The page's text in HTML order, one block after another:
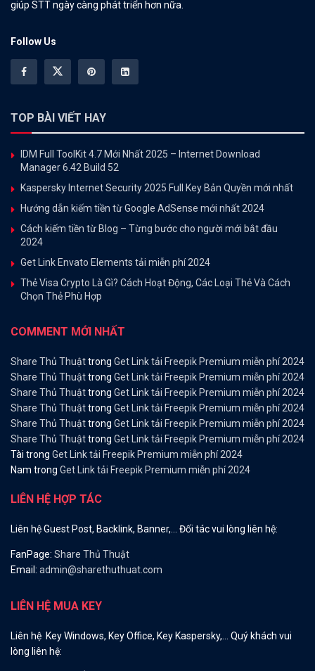
giúp STT ngày càng phát triển hơn nữa.
Follow Us
TOP BÀI VIẾT HAY
IDM Full ToolKit 4.7 Mới Nhất 2025 – Internet Download
Manager 6.42 Build 52
Kaspersky Internet Security 2025 Full Key Bản Quyền mới nhất
Hướng dẫn kiếm tiền từ Google AdSense mới nhất 2024
Cách kiếm tiền từ Blog – Từng bước cho người mới bắt đầu
2024
Get Link Envato Elements tải miễn phí 2024
Thẻ Visa Crypto Là Gì? Cách Hoạt Động, Các Loại Thẻ Và Cách
Chọn Thẻ Phù Hợp
COMMENT MỚI NHẤT
Share Thủ Thuậttrong Get Link tải Freepik Premium miễn phí 2024
Share Thủ Thuậttrong Get Link tải Freepik Premium miễn phí 2024
Share Thủ Thuậttrong Get Link tải Freepik Premium miễn phí 2024
Share Thủ Thuậttrong Get Link tải Freepik Premium miễn phí 2024
Share Thủ Thuậttrong Get Link tải Freepik Premium miễn phí 2024
Share Thủ Thuậttrong Get Link tải Freepik Premium miễn phí 2024
Tài trong Get Link tải Freepik Premium miễn phí 2024
Nam trong Get Link tải Freepik Premium miễn phí 2024
LIÊN HỆ HỢP TÁC
Liên hệ Guest Post, Backlink, Banner,… Đối tác vui lòng liên hệ:
FanPage: Share Thủ Thuật
Email: admin@sharethuthuat.com
LIÊN HỆ MUA KEY
Liên hệ Key Windows, Key Office, Key Kaspersky,… Quý khách vui
lòng liên hệ: